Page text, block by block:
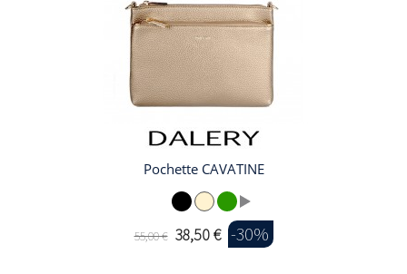
Pochette CAVATINE
55,00 € 38,50 € -30%